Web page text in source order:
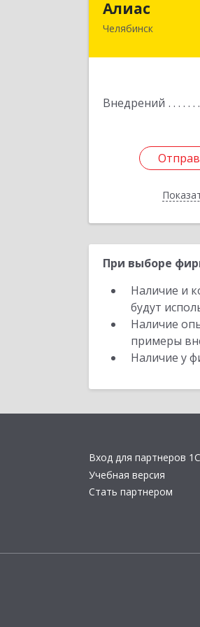
Алиас
Челябинск
Внедрений
454080,
При выборе
Наличие и
будут
Наличие
примеры
Наличие у
Вход для партнеров 1С
Учебная версия
Стать партнером